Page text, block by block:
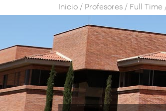
Inicio / Profesores / Full Time